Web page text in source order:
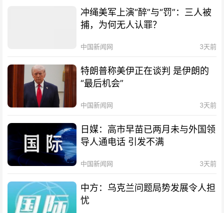
冲绳美军上演“醉”与“罚”：三人被
捕，为何无人认罪？
中国新闻网 3天前
特朗普称美伊正在谈判 是伊朗的
“最后机会”
中国新闻网 3天前
日媒：高市早苗已两月未与外国领
导人通电话 引发不满
中国新闻网 3天前
中方：乌克兰问题局势发展令人担
忧